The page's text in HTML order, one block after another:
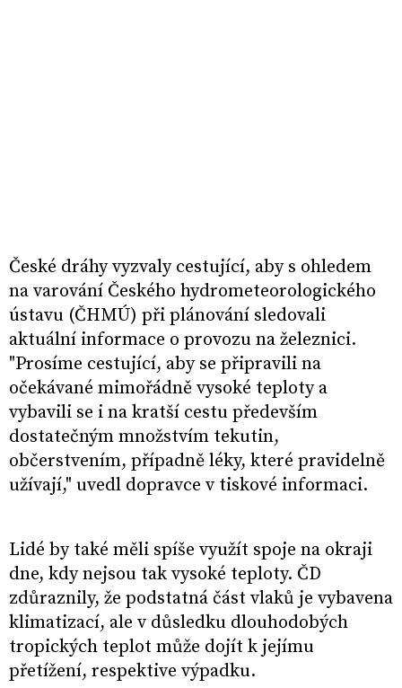
České dráhy vyzvaly cestující, aby s ohledem
na varování Českého hydrometeorologického
ústavu (ČHMÚ) při plánování sledovali
aktuální informace o provozu na železnici.
"Prosíme cestující, aby se připravili na
očekávané mimořádně vysoké teploty a
vybavili se i na kratší cestu především
dostatečným množstvím tekutin,
občerstvením, případně léky, které pravidelně
užívají," uvedl dopravce v tiskové informaci.
Lidé by také měli spíše využít spoje na okraji
dne, kdy nejsou tak vysoké teploty. ČD
zdůraznily, že podstatná část vlaků je vybavena
klimatizací, ale v důsledku dlouhodobých
tropických teplot může dojít k jejímu
přetížení, respektive výpadku.